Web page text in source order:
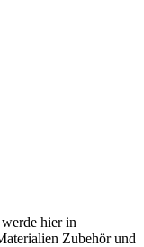
hier in
Zubehör und